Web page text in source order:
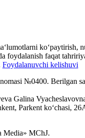
ko‘paytirish,
foydalanish faqat
Foydalanuvchi kelishuvi
№0400. Berilgan
Galina
Parkent ko‘chasi,
Media» MChJ.